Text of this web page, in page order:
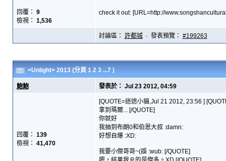
回覆： 9
檢視： 1,536
check it out: [URL=http://
討論區： 許都城· 發表預覽： #199263
<Unlight> 2013 (分頁 1 2 3 ...7 )
鮑鮑 發表於： Jul 23 2012, 04:59
回覆： 139
檢視： 41,470
[QUOTE=迷途小貓,Jul 21 2012, 23:56 ]
拿到瑪爾... [/QUOTE]
你就好
我抽到布朗0和伯恩大叔 :damn:
好想自爆 :XD:
我要小傑哥哥~(誤 :wub: [/QUOTE]